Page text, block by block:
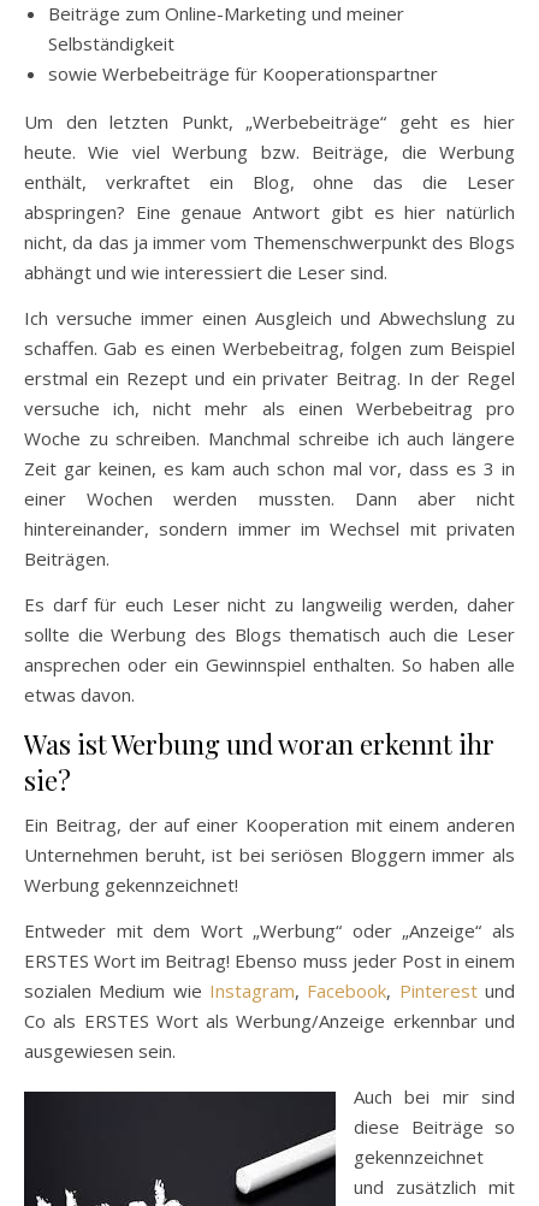
Beiträge zum Online-Marketing und meiner
Selbständigkeit
sowie Werbebeiträge für Kooperationspartner
Um den letzten Punkt, „Werbebeiträge“ geht es hier
heute. Wie viel Werbung bzw. Beiträge, die Werbung
enthält, verkraftet ein Blog, ohne das die Leser
abspringen? Eine genaue Antwort gibt es hier natürlich
nicht, da das ja immer vom Themenschwerpunkt des Blogs
abhängt und wie interessiert die Leser sind.
Ich versuche immer einen Ausgleich und Abwechslung zu
schaffen. Gab es einen Werbebeitrag, folgen zum Beispiel
erstmal ein Rezept und ein privater Beitrag. In der Regel
versuche ich, nicht mehr als einen Werbebeitrag pro
Woche zu schreiben. Manchmal schreibe ich auch längere
Zeit gar keinen, es kam auch schon mal vor, dass es 3 in
einer Wochen werden mussten. Dann aber nicht
hintereinander, sondern immer im Wechsel mit privaten
Beiträgen.
Es darf für euch Leser nicht zu langweilig werden, daher
sollte die Werbung des Blogs thematisch auch die Leser
ansprechen oder ein Gewinnspiel enthalten. So haben alle
etwas davon.
Was ist Werbung und woran erkennt ihr
sie?
Ein Beitrag, der auf einer Kooperation mit einem anderen
Unternehmen beruht, ist bei seriösen Bloggern immer als
Werbung gekennzeichnet!
Entweder mit dem Wort „Werbung“ oder „Anzeige“ als
ERSTES Wort im Beitrag! Ebenso muss jeder Post in einem
sozialen Medium wie Instagram, Facebook, Pinterestund
Co als ERSTES Wort als Werbung/Anzeige erkennbar und
ausgewiesen sein.
Auch bei mir sind
diese Beiträge so
gekennzeichnet
und zusätzlich mit